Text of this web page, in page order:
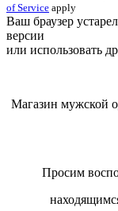
of Service apply
Ваш браузер
версии
или использовать
Магазин мужской
Просим